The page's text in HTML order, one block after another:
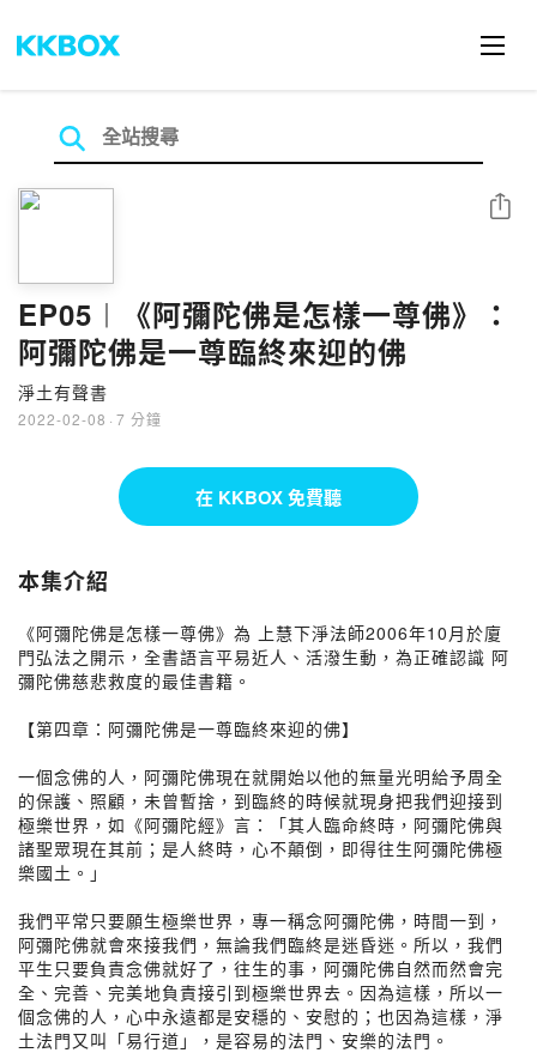
EP05︱《阿彌陀佛是怎樣一尊佛》：
阿彌陀佛是一尊臨終來迎的佛
淨土有聲書
2022-02-08 · 7 分鐘
分享
在 KKBOX 免費聽
本集介紹
《阿彌陀佛是怎樣一尊佛》為 上慧下淨法師2006年10月於廈
門弘法之開示，全書語言平易近人、活潑生動，為正確認識 阿
彌陀佛慈悲救度的最佳書籍。
【第四章：阿彌陀佛是一尊臨終來迎的佛】
一個念佛的人，阿彌陀佛現在就開始以他的無量光明給予周全
的保護、照顧，未曾暫捨，到臨終的時候就現身把我們迎接到
極樂世界，如《阿彌陀經》言：「其人臨命終時，阿彌陀佛與
諸聖眾現在其前；是人終時，心不顛倒，即得往生阿彌陀佛極
樂國土。」
我們平常只要願生極樂世界，專一稱念阿彌陀佛，時間一到，
阿彌陀佛就會來接我們，無論我們臨終是迷昏迷。所以，我們
平生只要負責念佛就好了，往生的事，阿彌陀佛自然而然會完
全、完善、完美地負責接引到極樂世界去。因為這樣，所以一
個念佛的人，心中永遠都是安穩的、安慰的；也因為這樣，淨
土法門又叫「易行道」，是容易的法門、安樂的法門。